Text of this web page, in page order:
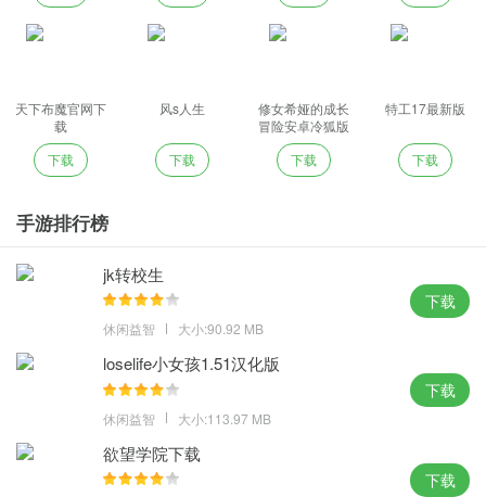
天下布魔官网下
载
下载
风s人生
下载
修女希娅的成长
冒险安卓冷狐版
下载
特工17最新版
下载
手游排行榜
jk转校生
休闲益智 大小:90.92 MB
下载
loselife小女孩1.51汉化版
休闲益智 大小:113.97 MB
下载
欲望学院下载
下载